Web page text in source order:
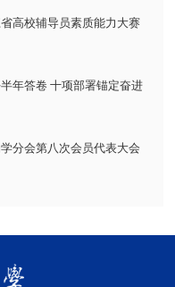
高校辅导员素质能力大赛
年答卷 十项部署锚定奋进
分会第八次会员代表大会